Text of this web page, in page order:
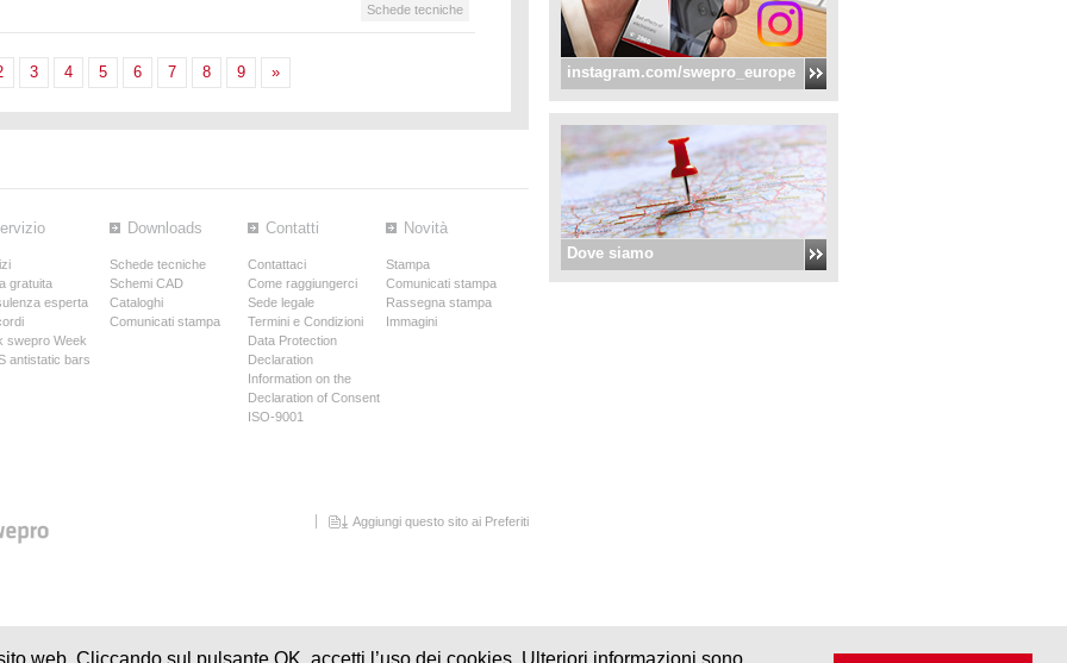
web. Cliccando sul pulsante OK, accetti l’uso dei cookies. Ulteriori informazioni sono
instagram.com/swepro_europe
Dove siamo
Schede tecniche
3 4 5 6 7 8 9 »
gratuita
esperta
swepro Week
antistatic bars
Downloads
Schede tecniche
Schemi CAD
Cataloghi
Comunicati stampa
Contatti
Contattaci
Come raggiungerci
Sede legale
Termini e Condizioni
Data Protection
Declaration
Information on the
Declaration of Consent
ISO-9001
Novità
Stampa
Comunicati stampa
Rassegna stampa
Immagini
Aggiungi questo sito ai Preferiti